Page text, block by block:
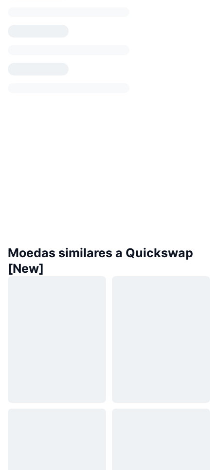
Moedas similares a Quickswap
[New]